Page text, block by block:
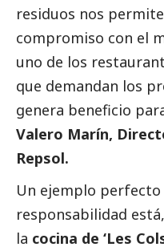
residuos nos
compromiso con el
uno de los
que demandan los
genera beneficio
Valero Marín,
Repsol.
Un ejemplo
responsabilidad
la cocina de ‘Les